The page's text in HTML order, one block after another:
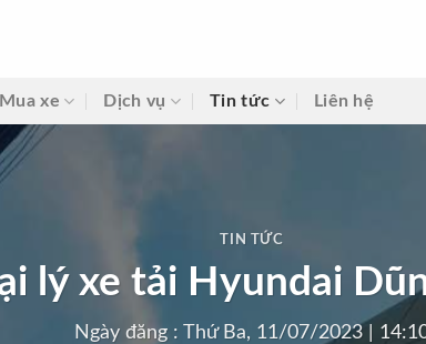
Mua xe Dịch vụ Tin tức Liên hệ
TIN TỨC
lý xe tải Hyundai
Ngày đăng : Thứ Ba, 11/07/2023 |